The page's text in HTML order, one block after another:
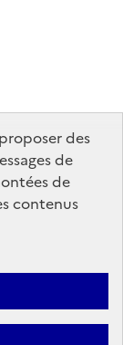
des
de
de
contenus
connexion